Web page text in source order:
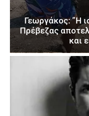
Γεωργάκος: ”Η
Πρέβεζας
και